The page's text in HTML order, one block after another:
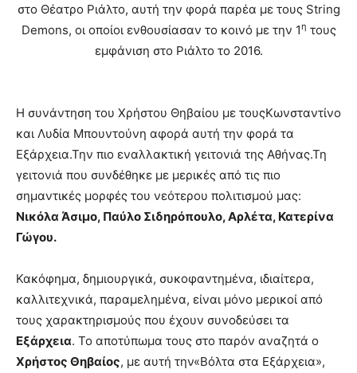
στο Θέατρο Ριάλτο, αυτή την φορά παρέα με τους String
Demons, οι οποίοι ενθουσίασαν το κοινό με την 1η τους
εμφάνιση στο Ριάλτο το 2016.
Η συνάντηση του Χρήστου Θηβαίου με τουςΚωνσταντίνο
και Λυδία Μπουντούνη αφορά αυτή την φορά τα
Εξάρχεια.Την πιο εναλλακτική γειτονιά της Αθήνας.Τη
γειτονιά που συνδέθηκε με μερικές από τις πιο
σημαντικές μορφές του νεότερου πολιτισμού μας:
Νικόλα Άσιμο, Παύλο Σιδηρόπουλο, Αρλέτα, Κατερίνα
Γώγου.
Κακόφημα, δημιουργικά, συκοφαντημένα, ιδιαίτερα,
καλλιτεχνικά, παραμελημένα, είναι μόνο μερικοί από
τους χαρακτηρισμούς που έχουν συνοδεύσει τα
Εξάρχεια. Το αποτύπωμα τους στο παρόν αναζητά ο
Χρήστος Θηβαίος, με αυτή την«Βόλτα στα Εξάρχεια»,